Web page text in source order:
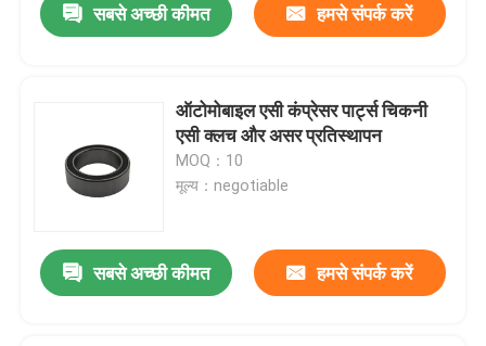
सबसे अच्छी कीमत हमसे संपर्क करें
ऑटोमोबाइल एसी कंप्रेसर पार्ट्स चिकनी
एसी क्लच और असर प्रतिस्थापन
MOQ：10
मूल्य：negotiable
सबसे अच्छी कीमत हमसे संपर्क करें